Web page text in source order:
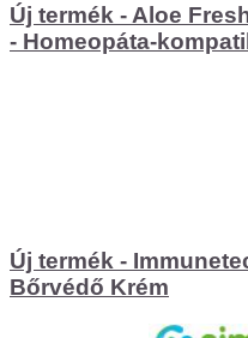
Új termék - Aloe
- Homeopáta-
Új termék -
Bőrvédő Krém